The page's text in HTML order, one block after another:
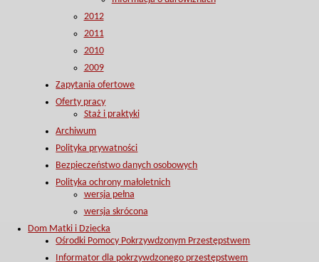
2012
2011
2010
2009
Zapytania ofertowe
Oferty pracy
Staż i praktyki
Archiwum
Polityka prywatności
Bezpieczeństwo danych osobowych
Polityka ochrony małoletnich
wersja pełna
wersja skrócona
Dom Matki i Dziecka
Ośrodki Pomocy Pokrzywdzonym Przestępstwem
Informator dla pokrzywdzonego przestępstwem